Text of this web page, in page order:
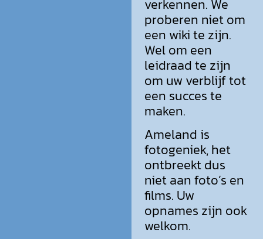
verkennen. We
proberen niet om
een wiki te zijn.
Wel om een
leidraad te zijn
om uw verblijf tot
een succes te
maken.
Ameland is
fotogeniek, het
ontbreekt dus
niet aan foto’s en
films. Uw
opnames zijn ook
welkom.